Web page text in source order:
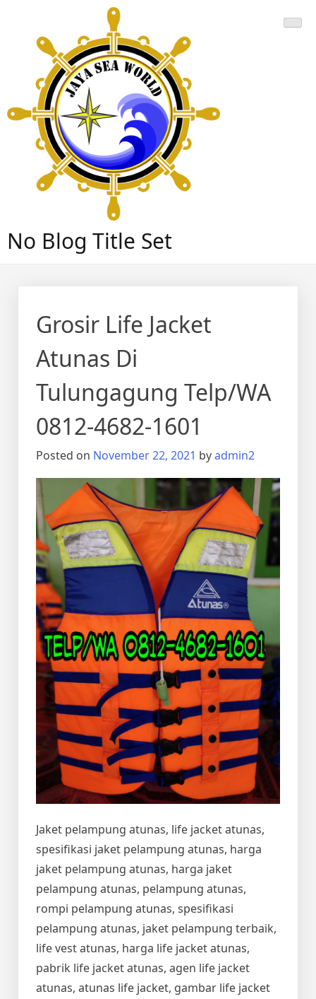
content
No Blog Title Set
Grosir Life Jacket
Atunas Di
Tulungagung Telp/WA
0812-4682-1601
Posted on November 22, 2021 byadmin2
Jaket pelampung atunas, life jacket atunas,
spesifikasi jaket pelampung atunas, harga
jaket pelampung atunas, harga jaket
pelampung atunas, pelampung atunas,
rompi pelampung atunas, spesifikasi
pelampung atunas, jaket pelampung terbaik,
life vest atunas, harga life jacket atunas,
pabrik life jacket atunas, agen life jacket
atunas, atunas life jacket, gambar life jacket